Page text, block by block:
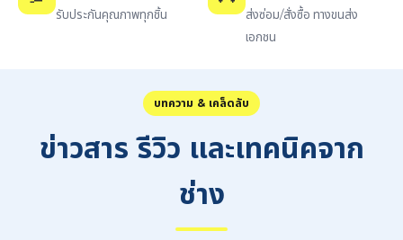
รับประกันคุณภาพทุกชิ้น
ส่งซ่อม/สั่งซื้อ ทางขนส่ง
เอกชน
บทความ & เคล็ดลับ
ข่าวสาร รีวิว และเทคนิคจาก
ช่าง